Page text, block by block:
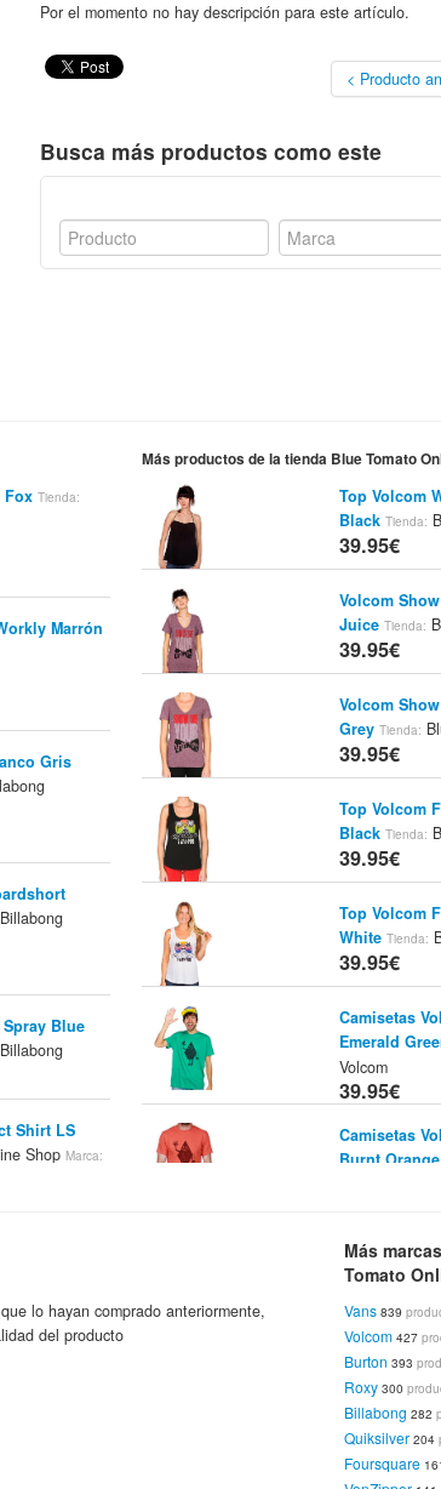
Por el momento no hay descripción para este artículo.
< Producto
Busca más productos como este
Fox Tienda:
Marrón
Gris
Billabong
Blue
Billabong
Shirt LS
ShopMarca:
Más productos de la tienda Blue Tomato
Top Volcom
Black Tienda:
39.95€
Volcom
Juice Tienda:
39.95€
Volcom
Grey Tienda:
39.95€
Top Volcom
Black Tienda:
39.95€
Top Volcom
White Tienda:
39.95€
Camisetas
Emerald
Volcom
39.95€
Camisetas
Burnt Orange
Top Volcom
White Tienda:
39.95€
Camisas
Tienda: Blue
39.95€
Camisetas
lo hayan comprado anteriormente,
del producto
Más
Tomato
Vans 839
Volcom 427
Burton 393
Roxy 300
Billabong 282
Quiksilver 204
Foursquare